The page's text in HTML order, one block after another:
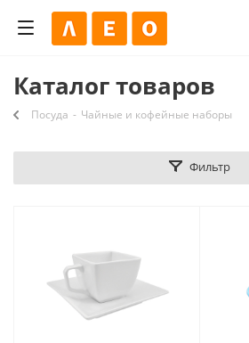
Каталог товаров
Посуда - Чайные и кофейные наборы
Фильтр